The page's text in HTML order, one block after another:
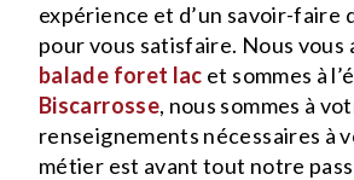
expérience et d’un savoir-faire
pour vous satisfaire. Nous
balade foret lac et sommes à
Biscarrosse, nous sommes à
renseignements nécessaires à
métier est avant tout notre